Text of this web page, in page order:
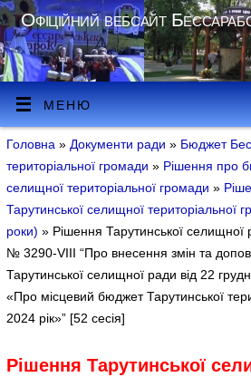
Офіційний вебсайт
МЕНЮ
Головна » Документи ради» Бюджет
територіальної громади» Рішення про
селищної територіальної громади»
Тарутинської селищної територіальної
роки)» Рішення Тарутинської селищної
№ 3290-VIII “Про внесення змін та
Тарутинської селищної ради від 22
«Про місцевий бюджет Тарутинської
2024 рік»” [52 сесія]
Рішення Тарутинської